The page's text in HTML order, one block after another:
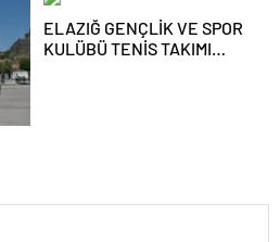
ELAZIĞ GENÇLİK VE SPOR
KULÜBÜ TENİS TAKIMI